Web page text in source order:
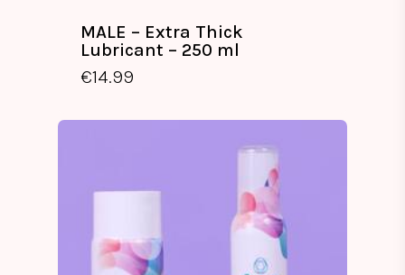
MALE – Extra Thick
Lubricant – 250 ml
€14.99
€14.99